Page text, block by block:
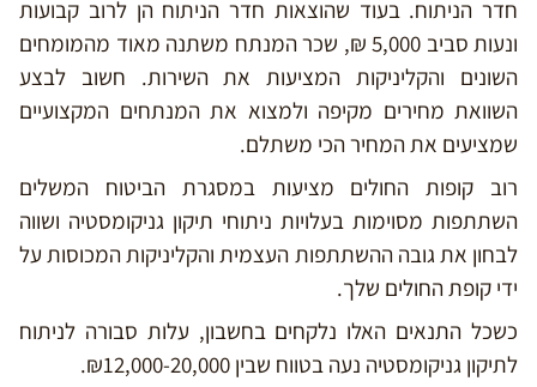
חדר הניתוח. בעוד שהוצאות חדר הניתוח הן לרוב קבועות
ונעות סביב 5,000 ₪, שכר המנתח משתנה מאוד מהמומחים
השונים והקליניקות המציעות את השירות. חשוב לבצע
השוואת מחירים מקיפה ולמצוא את המנתחים המקצועיים
שמציעים את המחיר הכי משתלם.
רוב קופות החולים מציעות במסגרת הביטוח המשלים
השתתפות מסוימות בעלויות ניתוחי תיקון גניקומסטיה ושווה
לבחון את גובה ההשתתפות העצמית והקליניקות המכוסות על
ידי קופת החולים שלך.
כשכל התנאים האלו נלקחים בחשבון, עלות סבורה לניתוח
לתיקון גניקומסטיה נעה בטווח שבין ₪12,000-20,000.